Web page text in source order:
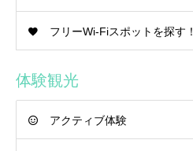
フリーWi-Fiスポットを探す！
体験観光
アクティブ体験